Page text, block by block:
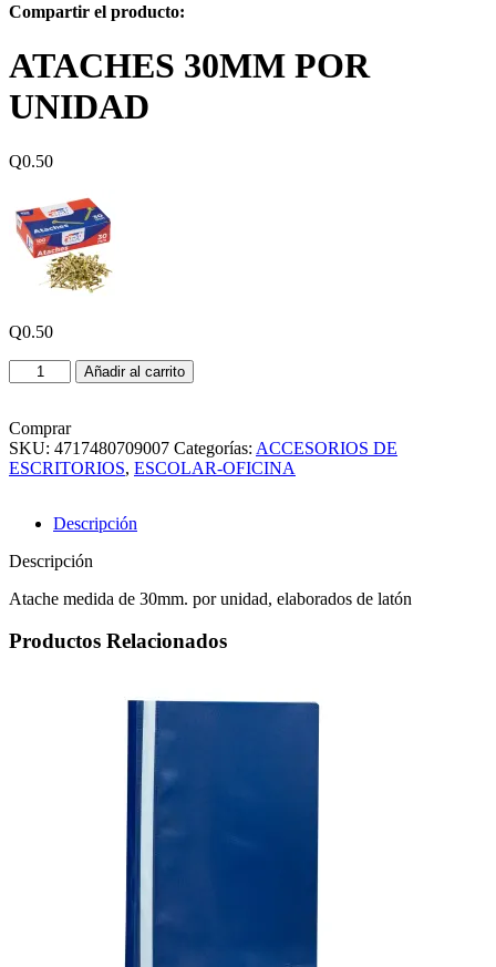
Compartir el producto:
ATACHES 30MM POR
UNIDAD
Q0.50
Q0.50
ATACHES
30MM
UNIDAD
cantidad
Añadir al carrito
Comprar
SKU: 4717480709007 Categorías: ACCESORIOS DE
ESCRITORIOS, ESCOLAR-OFICINA
Descripción
Descripción
Atache medida de 30mm. por unidad, elaborados de latón
Productos Relacionados